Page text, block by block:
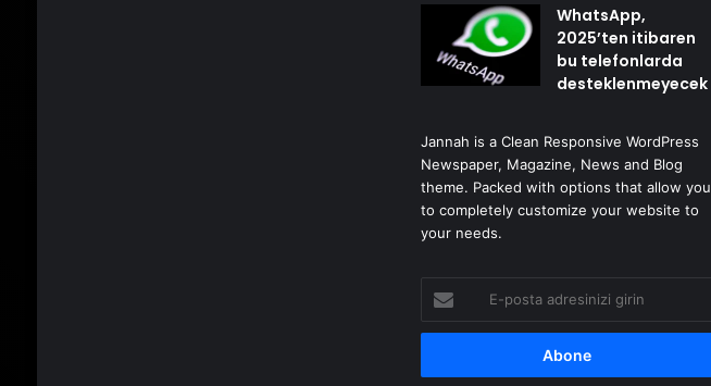
WhatsApp,
2025’ten itibaren
bu telefonlarda
desteklenmeyecek
Jannah is a Clean Responsive WordPress
Newspaper, Magazine, News and Blog
theme. Packed with options that allow you
to completely customize your website to
your needs.
posta
adresinizi